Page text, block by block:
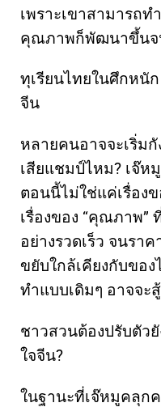
เพราะเขาสามารถท
คุณภาพก็พัฒนาขึ้นจ
ทุเรียนไทยในศึกหนั
จีน
หลายคนอาจจะเริ่ม
เสียแชมป์ไหม? เจ๊
ตอนนี้ไม่ใช่แค่เรื่อง
เรื่องของ “คุณภาพ
อย่างรวดเร็ว จนรา
ขยับใกล้เคียงกับของ
ทำแบบเดิมๆ อาจจะ
ชาวสวนต้องปรับตัวยั
ใจจีน?
ในฐานะที่เจ๊หมูคลุก